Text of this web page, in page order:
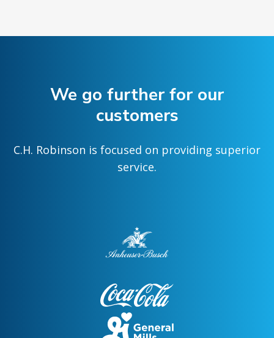
We go further for our
customers
C.H. Robinson is focused on providing superior
service.